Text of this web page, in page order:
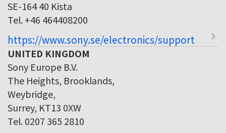
SE-164 40 Kista
Tel. +46 464408200
https://www.sony.se/electronics/support
UNITED KINGDOM
Sony Europe B.V.
The Heights, Brooklands,
Weybridge,
Surrey, KT13 0XW
Tel. 0207 365 2810